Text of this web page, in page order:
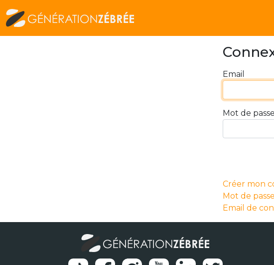
Email
Mot de passe
Créer mon
Mot de
Email de